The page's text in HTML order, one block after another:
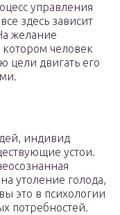
управления
здесь зависит
желание
человек
цели двигать его
индивид
устои.
утоление голода,
это в психологии
потребностей.